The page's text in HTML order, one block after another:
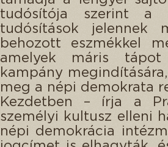
tudósítója szerint a
tudósítások jelennek
behozott eszmékkel
amelyek máris
kampány
meg a népi demokrata
Kezdetben – írja a
személyi kultusz elleni
népi demokrácia